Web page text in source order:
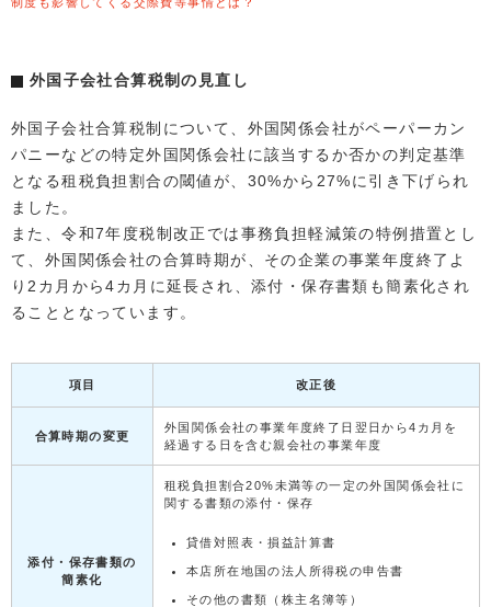
外国子会社合算税制の見直し
外国子会社合算税制について、外国関係会社がペーパーカン
パニーなどの特定外国関係会社に該当するか否かの判定基準
となる租税負担割合の閾値が、30%から27%に引き下げられ
ました。
また、令和7年度税制改正では事務負担軽減策の特例措置とし
て、外国関係会社の合算時期が、その企業の事業年度終了よ
り2カ月から4カ月に延長され、添付・保存書類も簡素化され
ることとなっています。
項目 改正後
合算時期の変更
外国関係会社の事業年度終了日翌日から4カ月を
経過する日を含む親会社の事業年度
添付・保存書類の
簡素化
租税負担割合20%未満等の一定の外国関係会社に
関する書類の添付・保存
貸借対照表・損益計算書
本店所在地国の法人所得税の申告書
その他の書類（株主名簿等）